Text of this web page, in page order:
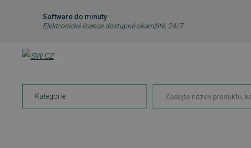
Software do minuty
Elektronické licence dostupné okamžitě, 24/7
Kategorie